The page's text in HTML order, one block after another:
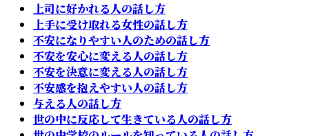
上司に好かれる人の話し方
上手に受け取れる女性の話し方
不安になりやすい人のための話し方
不安を安心に変える人の話し方
不安を決意に変える人の話し方
不安感を抱えやすい人の話し方
与える人の話し方
世の中に反応して生きている人の話し方